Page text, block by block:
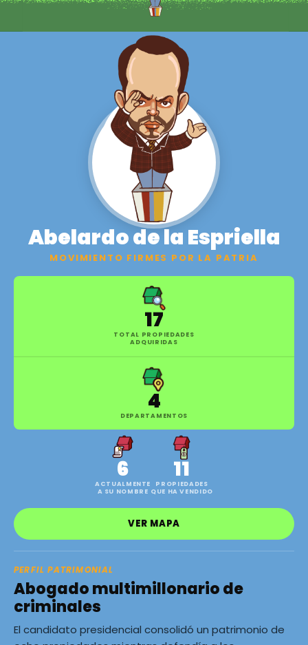
Abelardo de la Espriella
MOVIMIENTO FIRMES POR LA PATRIA
17
TOTAL PROPIEDADES
ADQUIRIDAS
4
DEPARTAMENTOS
6
ACTUALMENTE
A SU NOMBRE
11
PROPIEDADES
QUE HA VENDIDO
VER MAPA
PERFIL PATRIMONIAL
Abogado multimillonario de
criminales
El candidato presidencial consolidó un patrimonio de